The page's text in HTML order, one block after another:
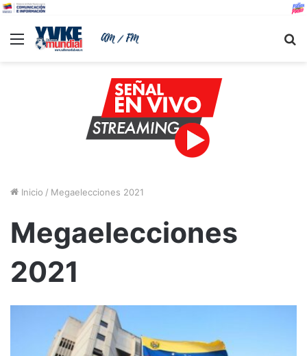
Menu
Inicio / Megaelecciones 2021
Megaelecciones
2021